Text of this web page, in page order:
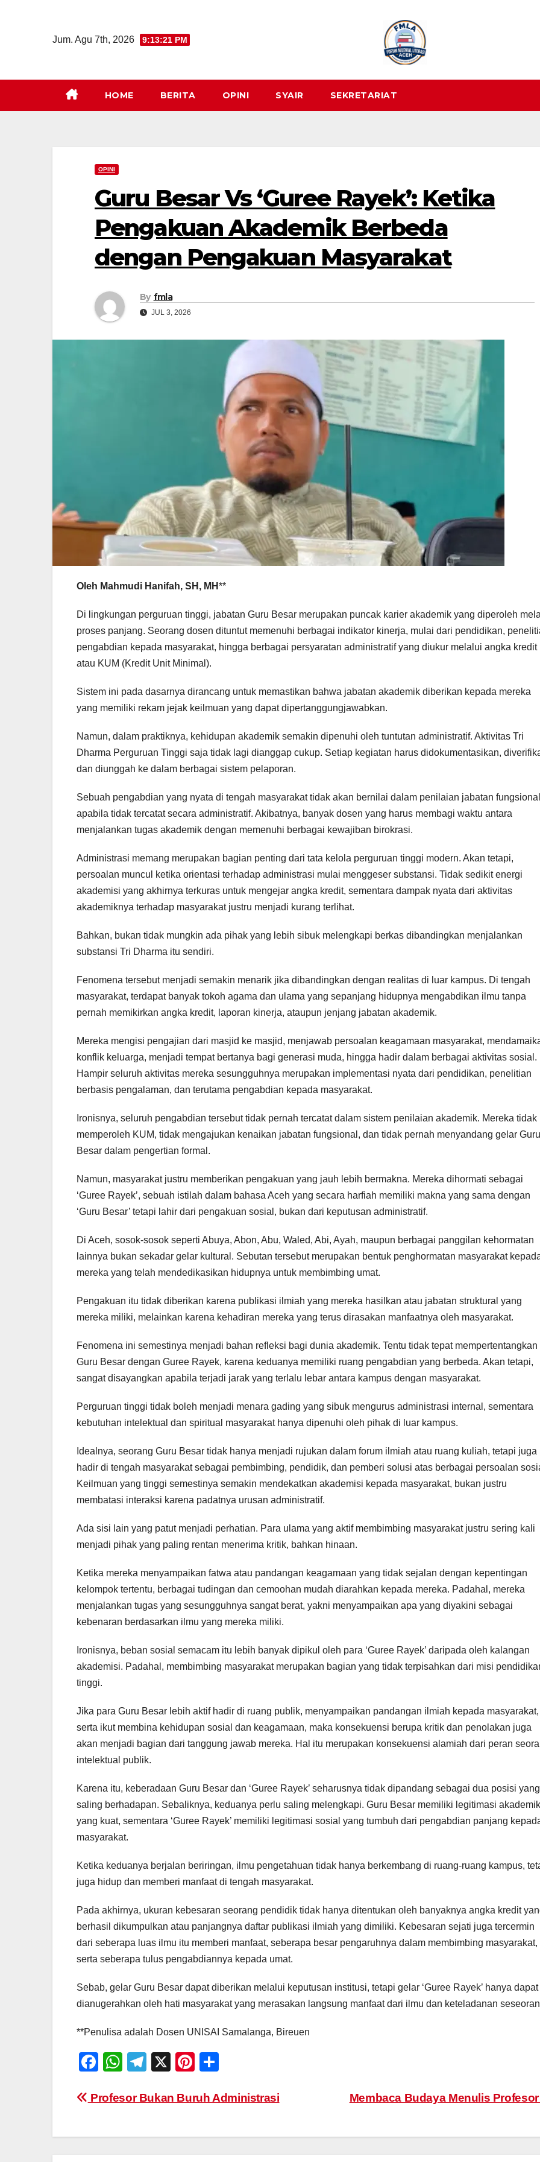
Jum. Agu 7th, 2026 9:13:22 PM
HOME BERITA OPINI SYAIR SEKRETARIAT
OPINI
Guru Besar Vs ‘Guree Rayek’: Ketika
Pengakuan Akademik Berbeda
dengan Pengakuan Masyarakat
By fmla
JUL 3, 2026
Oleh Mahmudi Hanifah, SH, MH**
Di lingkungan perguruan tinggi, jabatan Guru Besar merupakan puncak karier akademik yang diperoleh
proses panjang. Seorang dosen dituntut memenuhi berbagai indikator kinerja, mulai dari pendidikan,
pengabdian kepada masyarakat, hingga berbagai persyaratan administratif yang diukur melalui angka kredit
atau KUM (Kredit Unit Minimal).
Sistem ini pada dasarnya dirancang untuk memastikan bahwa jabatan akademik diberikan kepada mereka
yang memiliki rekam jejak keilmuan yang dapat dipertanggungjawabkan.
Namun, dalam praktiknya, kehidupan akademik semakin dipenuhi oleh tuntutan administratif. Aktivitas Tri
Dharma Perguruan Tinggi saja tidak lagi dianggap cukup. Setiap kegiatan harus didokumentasikan,
dan diunggah ke dalam berbagai sistem pelaporan.
Sebuah pengabdian yang nyata di tengah masyarakat tidak akan bernilai dalam penilaian jabatan fungsional
apabila tidak tercatat secara administratif. Akibatnya, banyak dosen yang harus membagi waktu antara
menjalankan tugas akademik dengan memenuhi berbagai kewajiban birokrasi.
Administrasi memang merupakan bagian penting dari tata kelola perguruan tinggi modern. Akan tetapi,
persoalan muncul ketika orientasi terhadap administrasi mulai menggeser substansi. Tidak sedikit energi
akademisi yang akhirnya terkuras untuk mengejar angka kredit, sementara dampak nyata dari aktivitas
akademiknya terhadap masyarakat justru menjadi kurang terlihat.
Bahkan, bukan tidak mungkin ada pihak yang lebih sibuk melengkapi berkas dibandingkan menjalankan
substansi Tri Dharma itu sendiri.
Fenomena tersebut menjadi semakin menarik jika dibandingkan dengan realitas di luar kampus. Di tengah
masyarakat, terdapat banyak tokoh agama dan ulama yang sepanjang hidupnya mengabdikan ilmu tanpa
pernah memikirkan angka kredit, laporan kinerja, ataupun jenjang jabatan akademik.
Mereka mengisi pengajian dari masjid ke masjid, menjawab persoalan keagamaan masyarakat,
konflik keluarga, menjadi tempat bertanya bagi generasi muda, hingga hadir dalam berbagai aktivitas sosial.
Hampir seluruh aktivitas mereka sesungguhnya merupakan implementasi nyata dari pendidikan, penelitian
berbasis pengalaman, dan terutama pengabdian kepada masyarakat.
Ironisnya, seluruh pengabdian tersebut tidak pernah tercatat dalam sistem penilaian akademik. Mereka tidak
memperoleh KUM, tidak mengajukan kenaikan jabatan fungsional, dan tidak pernah menyandang gelar Guru
Besar dalam pengertian formal.
Namun, masyarakat justru memberikan pengakuan yang jauh lebih bermakna. Mereka dihormati sebagai
‘Guree Rayek’, sebuah istilah dalam bahasa Aceh yang secara harfiah memiliki makna yang sama dengan
‘Guru Besar’ tetapi lahir dari pengakuan sosial, bukan dari keputusan administratif.
Di Aceh, sosok-sosok seperti Abuya, Abon, Abu, Waled, Abi, Ayah, maupun berbagai panggilan kehormatan
lainnya bukan sekadar gelar kultural. Sebutan tersebut merupakan bentuk penghormatan masyarakat
mereka yang telah mendedikasikan hidupnya untuk membimbing umat.
Pengakuan itu tidak diberikan karena publikasi ilmiah yang mereka hasilkan atau jabatan struktural yang
mereka miliki, melainkan karena kehadiran mereka yang terus dirasakan manfaatnya oleh masyarakat.
Fenomena ini semestinya menjadi bahan refleksi bagi dunia akademik. Tentu tidak tepat mempertentangkan
Guru Besar dengan Guree Rayek, karena keduanya memiliki ruang pengabdian yang berbeda. Akan tetapi,
sangat disayangkan apabila terjadi jarak yang terlalu lebar antara kampus dengan masyarakat.
Perguruan tinggi tidak boleh menjadi menara gading yang sibuk mengurus administrasi internal, sementara
kebutuhan intelektual dan spiritual masyarakat hanya dipenuhi oleh pihak di luar kampus.
Idealnya, seorang Guru Besar tidak hanya menjadi rujukan dalam forum ilmiah atau ruang kuliah, tetapi juga
hadir di tengah masyarakat sebagai pembimbing, pendidik, dan pemberi solusi atas berbagai persoalan
Keilmuan yang tinggi semestinya semakin mendekatkan akademisi kepada masyarakat, bukan justru
membatasi interaksi karena padatnya urusan administratif.
Ada sisi lain yang patut menjadi perhatian. Para ulama yang aktif membimbing masyarakat justru sering kali
menjadi pihak yang paling rentan menerima kritik, bahkan hinaan.
Ketika mereka menyampaikan fatwa atau pandangan keagamaan yang tidak sejalan dengan kepentingan
kelompok tertentu, berbagai tudingan dan cemoohan mudah diarahkan kepada mereka. Padahal, mereka
menjalankan tugas yang sesungguhnya sangat berat, yakni menyampaikan apa yang diyakini sebagai
kebenaran berdasarkan ilmu yang mereka miliki.
Ironisnya, beban sosial semacam itu lebih banyak dipikul oleh para ‘Guree Rayek’ daripada oleh kalangan
akademisi. Padahal, membimbing masyarakat merupakan bagian yang tidak terpisahkan dari misi
tinggi.
Jika para Guru Besar lebih aktif hadir di ruang publik, menyampaikan pandangan ilmiah kepada masyarakat,
serta ikut membina kehidupan sosial dan keagamaan, maka konsekuensi berupa kritik dan penolakan juga
akan menjadi bagian dari tanggung jawab mereka. Hal itu merupakan konsekuensi alamiah dari peran
intelektual publik.
Karena itu, keberadaan Guru Besar dan ‘Guree Rayek’ seharusnya tidak dipandang sebagai dua posisi yang
saling berhadapan. Sebaliknya, keduanya perlu saling melengkapi. Guru Besar memiliki legitimasi akademik
yang kuat, sementara ‘Guree Rayek’ memiliki legitimasi sosial yang tumbuh dari pengabdian panjang
masyarakat.
Ketika keduanya berjalan beriringan, ilmu pengetahuan tidak hanya berkembang di ruang-ruang kampus,
juga hidup dan memberi manfaat di tengah masyarakat.
Pada akhirnya, ukuran kebesaran seorang pendidik tidak hanya ditentukan oleh banyaknya angka kredit
berhasil dikumpulkan atau panjangnya daftar publikasi ilmiah yang dimiliki. Kebesaran sejati juga tercermin
dari seberapa luas ilmu itu memberi manfaat, seberapa besar pengaruhnya dalam membimbing masyarakat,
serta seberapa tulus pengabdiannya kepada umat.
Sebab, gelar Guru Besar dapat diberikan melalui keputusan institusi, tetapi gelar ‘Guree Rayek’ hanya dapat
dianugerahkan oleh hati masyarakat yang merasakan langsung manfaat dari ilmu dan keteladanan
**Penulisa adalah Dosen UNISAI Samalanga, Bireuen
F
c
b
W
at
A
T
e
a
X
Pi
er
st
ar
Navigasi
Membaca Budaya Menulis
Profesor Bukan Buruh Administrasi